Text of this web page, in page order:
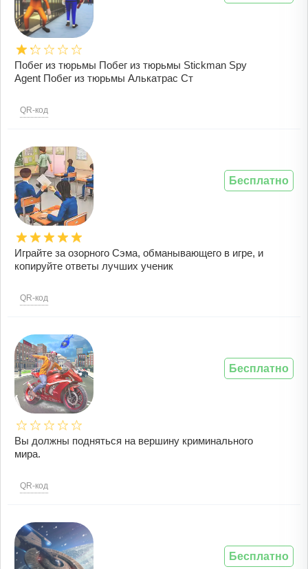
Побег из тюрьмы Побег из тюрьмы Stickman Spy
Agent Побег из тюрьмы Алькатрас Ст
QR-код
Играйте за озорного Сэма, обманывающего в игре, и
копируйте ответы лучших ученик
QR-код
Бесплатно
Вы должны подняться на вершину криминального
мира.
QR-код
Бесплатно
Бесплатно